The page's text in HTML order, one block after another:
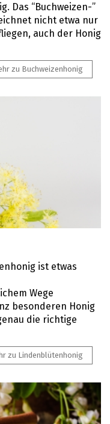
Das “Buchweizen-”
nicht etwa nur
auch der Honig
zu Buchweizenhonig
ist etwas
Wege
besonderen Honig
die richtige
zu Lindenblütenhonig